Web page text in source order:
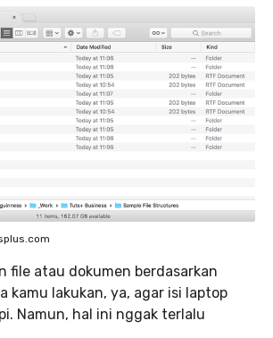
file atau dokumen berdasarkan
kamu lakukan, ya, agar isi laptop
Namun, hal ini nggak terlalu